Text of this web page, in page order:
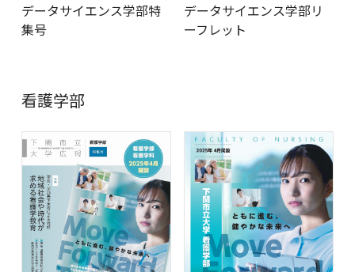
データサイエンス学部特
集号
データサイエンス学部リ
ーフレット
看護学部